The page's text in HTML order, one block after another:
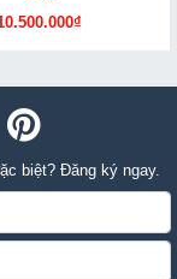
biệt? Đăng ký ngay.